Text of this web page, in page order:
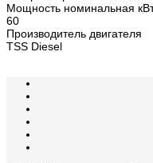
Мощность номинальная
60
Производитель двигателя
TSS Diesel